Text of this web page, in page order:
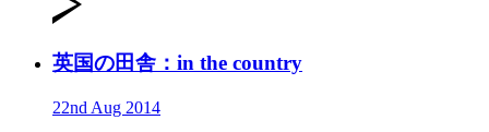
英国の田舎：in the country
22nd Aug 2014